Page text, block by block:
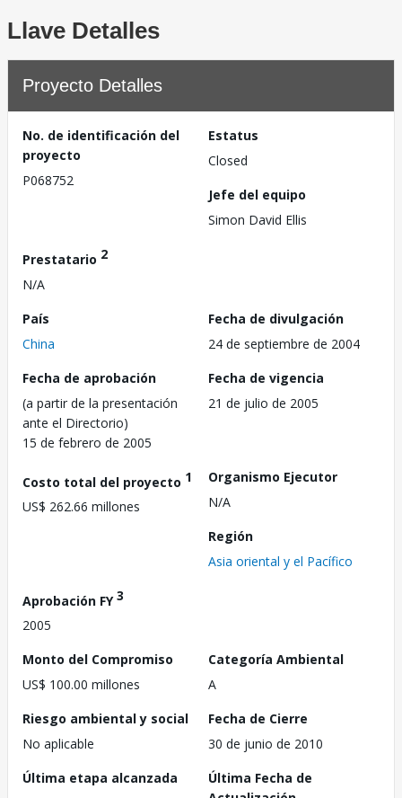
Llave Detalles
Proyecto Detalles
No. de identificación del
proyecto
P068752
Estatus
Closed
Jefe del equipo
Simon David Ellis
Prestatario 2
N/A
País
China
Fecha de divulgación
24 de septiembre de 2004
Fecha de aprobación
(a partir de la presentación
ante el Directorio)
15 de febrero de 2005
Fecha de vigencia
21 de julio de 2005
Costo total del proyecto 1
US$ 262.66 millones
Organismo Ejecutor
N/A
Región
Asia oriental y el Pacífico
Aprobación FY3
2005
Monto del Compromiso
US$ 100.00 millones
Categoría Ambiental
A
Riesgo ambiental y social
No aplicable
Fecha de Cierre
30 de junio de 2010
Última etapa alcanzada
Última Fecha de